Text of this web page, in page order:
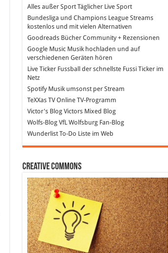
Alles außer SportTäglicher Live Sport
Bundesliga und Champions League Streams
kostenlos und mit vielen Alternativen
GoodreadsBücher Community + Rezensionen
Google MusicMusik hochladen und auf
verschiedenen Geräten hören
Live Ticker Fussball
der schnellste Fussi Ticker im
Netz
SpotifyMusik umsonst per Stream
TeXXas TVOnline TV-Programm
Victor's BlogVictors Mixed Blog
Wolfs-BlogVfL Wolfsburg Fan-Blog
WunderlistTo-Do Liste im Web
Creative Commons